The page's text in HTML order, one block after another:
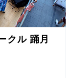
クル 踊月